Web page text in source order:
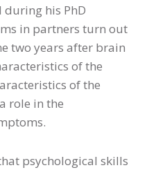
his PhD
in partners turn out
two years after brain
of the
of the
role in the
psychological skills